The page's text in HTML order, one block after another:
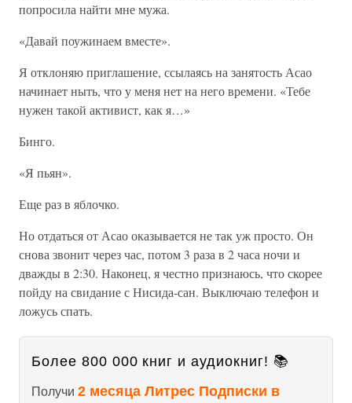
попросила найти мне мужа.
«Давай поужинаем вместе».
Я отклоняю приглашение, ссылаясь на занятость Асао
начинает ныть, что у меня нет на него времени. «Тебе
нужен такой активист, как я…»
Бинго.
«Я пьян».
Еще раз в яблочко.
Но отдаться от Асао оказывается не так уж просто. Он
снова звонит через час, потом 3 раза в 2 часа ночи и
дважды в 2:30. Наконец, я честно признаюсь, что скорее
пойду на свидание с Нисида-сан. Выключаю телефон и
ложусь спать.
Более 800 000 книг и аудиокниг! 📚
Получи 2 месяца Литрес Подписки в